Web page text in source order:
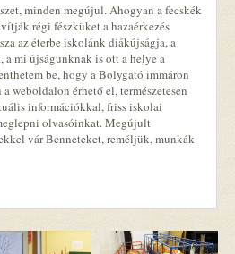
minden megújul. Ahogyan a fecskék
régi fészküket a hazaérkezés
az éterbe iskolánk diákújságja, a
mi újságunknak is ott a helye a
be, hogy a Bolygató immáron
weboldalon érhető el, természetesen
információkkal, friss iskolai
olvasóinkat. Megújult
vár Benneteket, reméljük, munkák